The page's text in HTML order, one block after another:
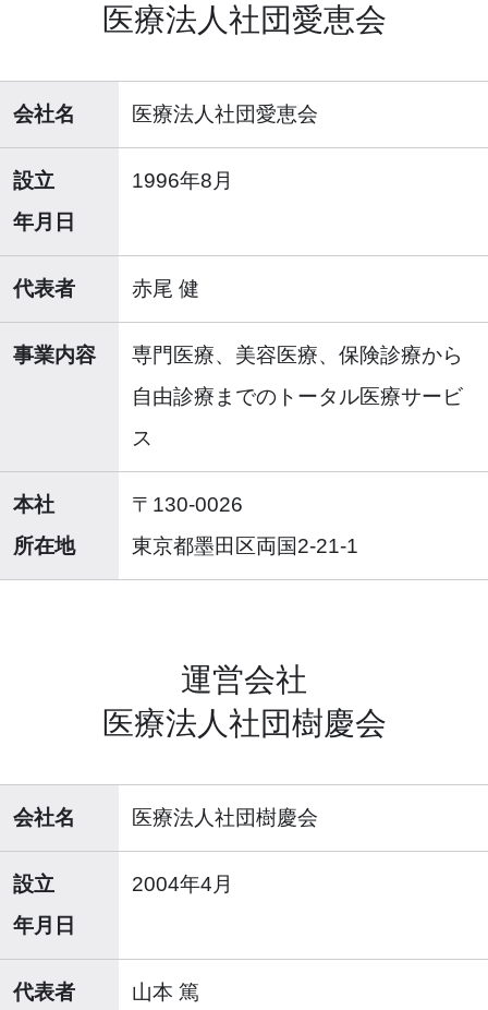
医療法人社団愛恵会
会社名 医療法人社団愛恵会
設立
年月日
1996年8月
代表者 赤尾 健
事業内容
専門医療、美容医療、保険診療から
自由診療までのトータル医療サービ
ス
本社
所在地
〒130-0026
東京都墨田区両国2-21-1
運営会社
医療法人社団樹慶会
会社名 医療法人社団樹慶会
設立
年月日
2004年4月
代表者 山本 篤